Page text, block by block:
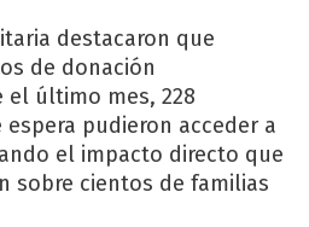
destacaron que
de donación
último mes, 228
pudieron acceder a
el impacto directo que
sobre cientos de familias